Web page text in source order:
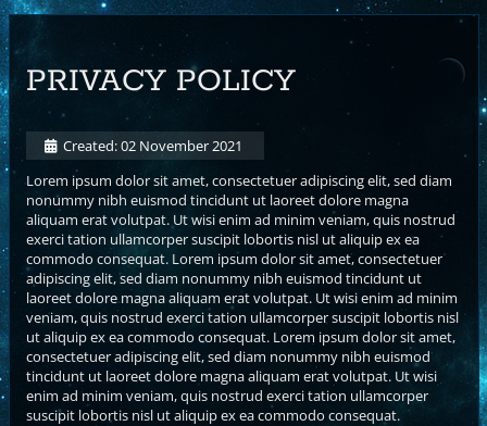
PRIVACY POLICY
Created: 02 November 2021
Lorem ipsum dolor sit amet, consectetuer adipiscing elit, sed diam
nonummy nibh euismod tincidunt ut laoreet dolore magna
aliquam erat volutpat. Ut wisi enim ad minim veniam, quis nostrud
exerci tation ullamcorper suscipit lobortis nisl ut aliquip ex ea
commodo consequat. Lorem ipsum dolor sit amet, consectetuer
adipiscing elit, sed diam nonummy nibh euismod tincidunt ut
laoreet dolore magna aliquam erat volutpat. Ut wisi enim ad minim
veniam, quis nostrud exerci tation ullamcorper suscipit lobortis nisl
ut aliquip ex ea commodo consequat. Lorem ipsum dolor sit amet,
consectetuer adipiscing elit, sed diam nonummy nibh euismod
tincidunt ut laoreet dolore magna aliquam erat volutpat. Ut wisi
enim ad minim veniam, quis nostrud exerci tation ullamcorper
suscipit lobortis nisl ut aliquip ex ea commodo consequat.